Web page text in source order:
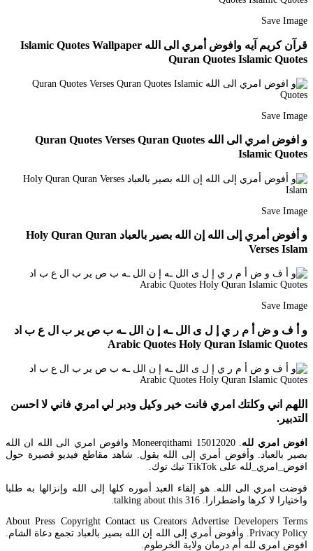
Save Image
قرآن كريم آيه وافوض أمري الى الله Islamic Quotes Wallpaper
Quran Quotes Islamic Quotes
Save Image
و افوض امري الى الله Quran Quotes Verses Quran Quotes
Islamic Quotes
Save Image
و أفوض أمري إلى الله إن الله بصير بالعباد Holy Quran Quran
Verses Islam
Save Image
و أ ف و ض أ م ر ي إ ل ى الل ـه إ ن الل ـه ب ص ير ب ال ع ب اد
Arabic Quotes Holy Quran Islamic Quotes
اللهم اني وكلتك امري فانت خير وكيل ودبر لي امري فاني لا احسن
التدبير.
افوض امري لله
. 15012020 Moneerqithami وافوض امري الى الله ان الله
بصير بالعباد. وأفوض أمري إلى الله يقول. شاهد مقاطع فيديو قصيرة حول
افوض_امري_لله على TikTok تيك توك.
فوضت امري الى الله. هو إلقاء العبد أموره كلها إلى الله وإنزالها به طلبا
واختيارا لا كرها واضطرارا. 316 talking about this.
About Press Copyright Contact us Creators Advertise Developers Terms
Privacy Policy. وأفوض أمري إلى الله إن الله بصير بالعباد تجمع دعاة الشام.
افوض امرى لله أم درمان ولاية الخرطوم.